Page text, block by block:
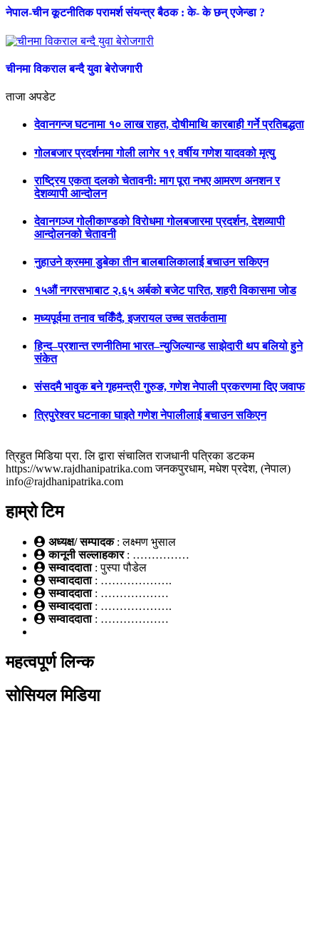
नेपाल-चीन कूटनीतिक परामर्श संयन्त्र बैठक : के- के छन् एजेन्डा ?
चीनमा विकराल बन्दै युवा बेरोजगारी
ताजा अपडेट
देवानगन्ज घटनामा १० लाख राहत, दोषीमाथि कारबाही गर्ने प्रतिबद्धता
गोलबजार प्रदर्शनमा गोली लागेर १९ वर्षीय गणेश यादवको मृत्यु
राष्ट्रिय एकता दलको चेतावनी: माग पूरा नभए आमरण अनशन र
देशव्यापी आन्दोलन
देवानगञ्ज गोलीकाण्डको विरोधमा गोलबजारमा प्रदर्शन, देशव्यापी
आन्दोलनको चेतावनी
नुहाउने क्रममा डुबेका तीन बालबालिकालाई बचाउन सकिएन
१५औं नगरसभाबाट २.६५ अर्बको बजेट पारित, शहरी विकासमा जोड
मध्यपूर्वमा तनाव चर्किँदै, इजरायल उच्च सतर्कतामा
हिन्द–प्रशान्त रणनीतिमा भारत–न्युजिल्यान्ड साझेदारी थप बलियो हुने
संकेत
संसदमै भावुक बने गृहमन्त्री गुरुङ, गणेश नेपाली प्रकरणमा दिए जवाफ
त्रिपुरेश्वर घटनाका घाइते गणेश नेपालीलाई बचाउन सकिएन
त्रिहुत मिडिया प्रा. लि द्वारा संचालित राजधानी पत्रिका डटकम
https://www.rajdhanipatrika.com जनकपुरधाम, मधेश प्रदेश, (नेपाल)
info@rajdhanipatrika.com
हाम्रो टिम
अध्यक्ष/ सम्पादक: लक्ष्मण भुसाल
कानूनी सल्लाहकार : ……………
सम्वाददाता: पुस्पा पौडेल
सम्वाददाता : ……………….
सम्वाददाता: ………………
सम्वाददाता: ……………….
सम्वाददाता: ………………
महत्वपूर्ण लिन्क
सोसियल मिडिया